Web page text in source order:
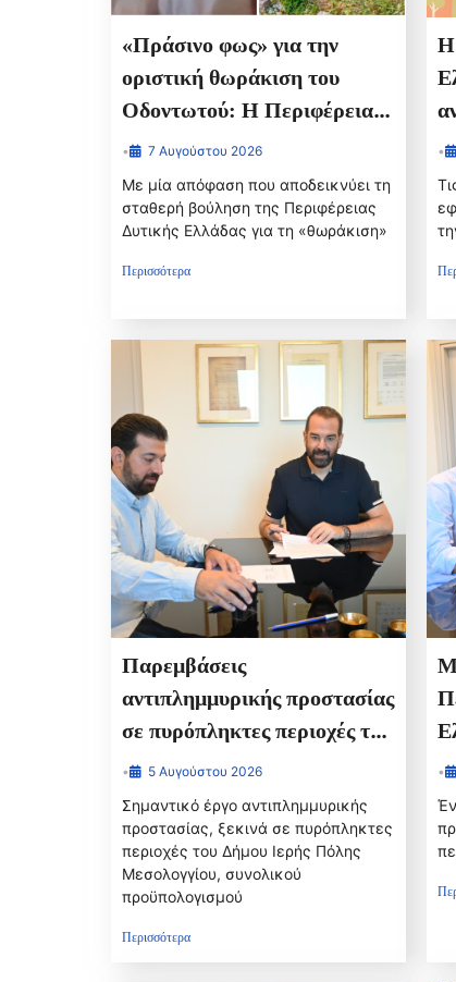
«Πράσινο φως» για την
οριστική θωράκιση του
Οδοντωτού: Η Περιφέρεια
Δυτικής Ελλάδας διαθέτει
1,86 εκατ. ευρώ για την
μελέτη επαναλειτουργίας του
ιστορικού σιδηρόδρομου
• 7 Αυγούστου 2026
Με μία απόφαση που αποδεικνύει τη
σταθερή βούληση της Περιφέρειας
Δυτικής Ελλάδας για τη «θωράκιση»
Περισσότερα
Η
•
Παρεμβάσεις
αντιπλημμυρικής προστασίας
σε πυρόπληκτες περιοχές της
Ι.Π. Μεσολογγίου
• 5 Αυγούστου 2026
Σημαντικό έργο αντιπλημμυρικής
προστασίας, ξεκινά σε πυρόπληκτες
περιοχές του Δήμου Ιερής Πόλης
Μεσολογγίου, συνολικού
προϋπολογισμού
Περισσότερα
•